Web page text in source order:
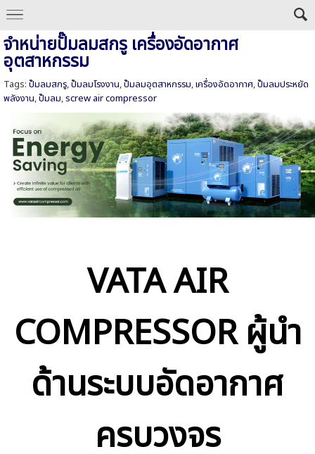
จำหน่ายปั๊มลมสกรู เครื่องอัดอากาศ
อุตสาหกรรม
Tags: ปั๊มลมสกรู,ปั๊มลมโรงงาน,ปั๊มลมอุตสาหกรรม,เครื่องอัดอากาศ,ปั๊มลมประหยัด
พลังงาน,ปั๊มลม,screw air compressor
VATA AIR
COMPRESSOR ผู้นำ
ด้านระบบอัดอากาศ
ครบวงจร